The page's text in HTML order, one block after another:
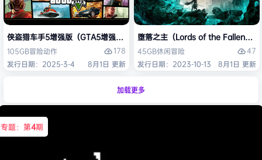
侠盗猎车手5增强版（GTA5增强版（Grand Theft Auto V Enhanced）免
105GB冒险动作
178
发行日期：2025-3-4
8月1日 更新
堕落之主（Lords of the Fallen）免
45GB休闲冒险
47
发行日期：2023-10-13
8月1日 更新
加载更多
专题：第4期